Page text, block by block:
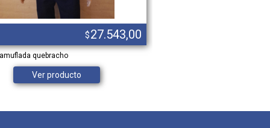
$27.543,00
quebracho
Ver producto